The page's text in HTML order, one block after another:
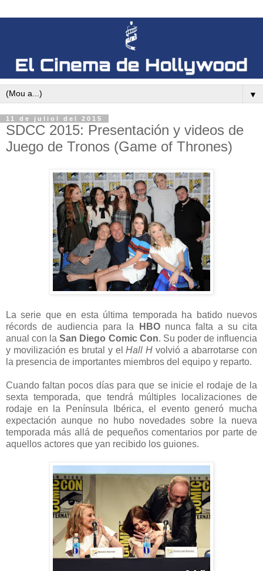
▼
11 de juliol del 2015
SDCC 2015: Presentación y videos de
Juego de Tronos (Game of Thrones)
La serie que en esta última temporada ha batido nuevos
récords de audiencia para la
HBOnunca falta a su cita
anual con laSan Diego Comic Con. Su poder de influencia
y movilización es brutal y elHall H volvió a abarrotarse con
la presencia de importantes miembros del equipo y reparto.
Cuando faltan pocos días para que se inicie el rodaje de la
sexta temporada, que tendrá múltiples localizaciones de
rodaje en la Península Ibérica, el evento generó mucha
expectación aunque no hubo novedades sobre la nueva
temporada más allá de pequeños comentarios por parte de
aquellos actores que yan recibido los guiones.